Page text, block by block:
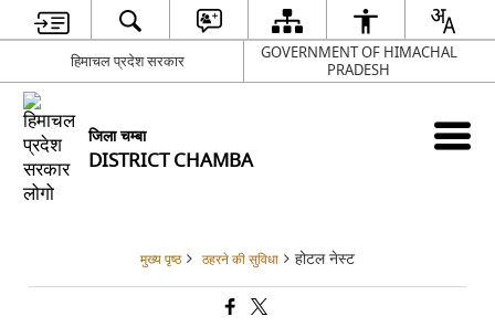
हिमाचल प्रदेश सरकार
GOVERNMENT OF HIMACHAL
PRADESH
जिला चम्बा
DISTRICT CHAMBA
मुख्य पृष्ठ ठहरने की सुविधा होटल नेस्ट